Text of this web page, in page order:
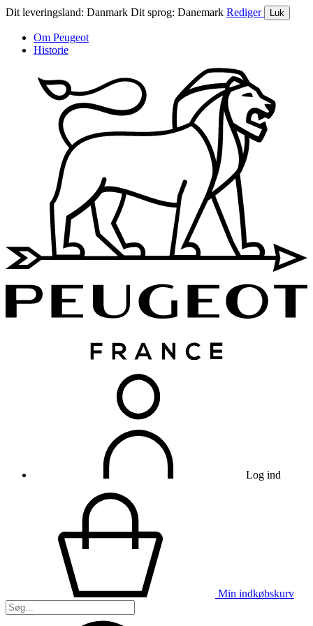
Dit leveringsland: Danmark Dit sprog: Danemark Rediger Luk
Om Peugeot
Historie
Log ind
Min indkøbskurv